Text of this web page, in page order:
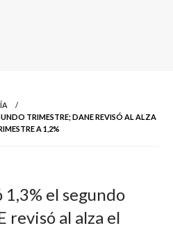
TRIMESTRE; DANE REVISÓ AL ALZA
A 1,2%
el segundo
revisó al alza el